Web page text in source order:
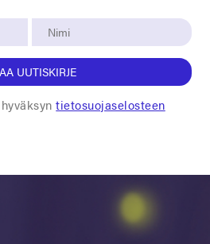
UUTISKIRJE
tietosuojaselosteen